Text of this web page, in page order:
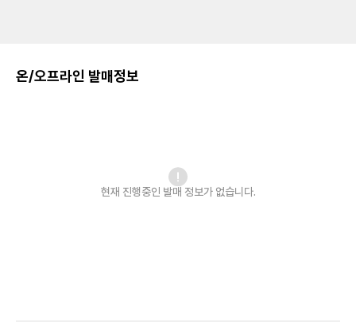
온/오프라인 발매정보
현재 진행중인 발매 정보가 없습니다.